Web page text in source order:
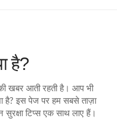
है?
खबर आती रहती है। आप भी
है? इस पेज पर हम सबसे ताज़ा
सुरक्षा टिप्स एक साथ लाए हैं।